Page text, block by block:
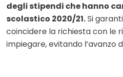
degli stipendi che hanno
scolastico 2020/21.Si
coincidere la richiesta con le
impiegare, evitando l’avanzo